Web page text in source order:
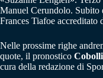
Manuel Cerundolo. Subito
Frances Tiafoe accreditato
Nelle prossime righe
quote, il pronostico
cura della redazione di